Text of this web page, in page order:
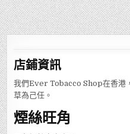
店鋪資訊
我們Ever Tobacco Shop在香港
草為己任。
煙絲旺角